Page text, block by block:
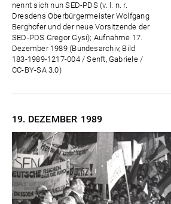
nennt sich nun SED-PDS (v. l. n. r.
Dresdens Oberbürgermeister Wolfgang
Berghofer und der neue Vorsitzende der
SED-PDS Gregor Gysi); Aufnahme 17.
Dezember 1989 (Bundesarchiv, Bild
183-1989-1217-004 / Senft, Gabriele /
CC-BY-SA 3.0)
19. DEZEMBER 1989